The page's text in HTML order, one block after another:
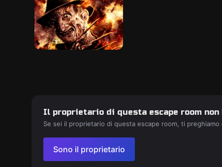
Il proprietario di questa escape room
Se sei il proprietario di questa escape room, ti
Sono il proprietario